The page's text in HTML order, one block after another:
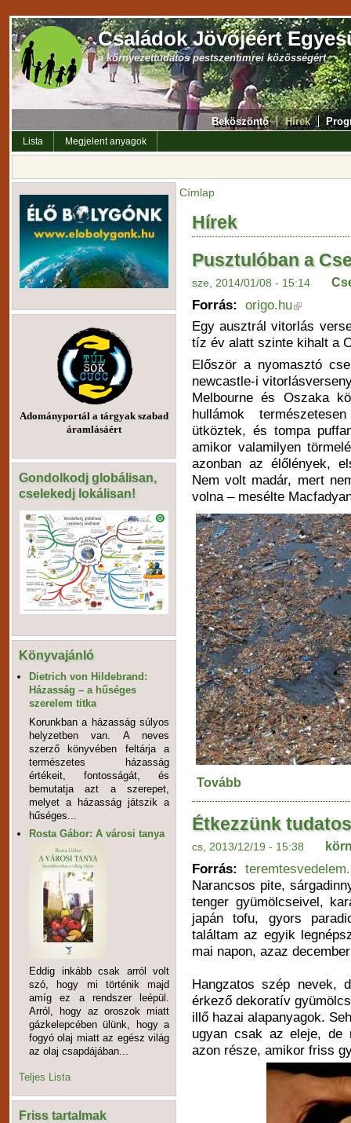
Családok Jövőjéért
a környezettudatos pestszentimrei közösségért
Beköszöntő Hírek
Lista Megjelent anyagok
Adományportál a tárgyak szabad
áramlásáért
Gondolkodj globálisan,
cselekedj lokálisan!
Könyvajánló
Dietrich von Hildebrand:
Házasság – a hűséges
szerelem titka
Korunkban a házasság súlyos
helyzetben van. A neves
szerző könyvében feltárja a
természetes házasság
értékeit, fontosságát, és
bemutatja azt a szerepet,
melyet a házasság játszik a
hűséges...
Rosta Gábor: A városi tanya
Eddig inkább csak arról volt
szó, hogy mi történik majd
amíg ez a rendszer leépül.
Arról, hogy az oroszok miatt
gázkelepcében ülünk, hogy a
fogyó olaj miatt az egész világ
az olaj csapdájában...
Teljes Lista
Friss tartalmak
Címlap
Hírek
Pusztulóban a
sze, 2014/01/08 - 15:14
Forrás:
origo.hu
Egy ausztrál vitorlás
tíz év alatt szinte kihalt a
Először a nyomasztó
newcastle-i
Melbourne és Oszaka
hullámok
ütköztek, és tompa
amikor valamilyen
azonban az élőlények,
Nem volt madár, mert
volna – mesélte
Tovább
Étkezzünk
cs, 2013/12/19 - 15:38
Forrás:
Narancsos pite,
tenger gyümölcseivel,
japán tofu, gyors
találtam az egyik
mai napon, azaz
Hangzatos szép nevek,
érkező dekoratív
illő hazai alapanyagok.
ugyan csak az eleje, de
azon része, amikor friss